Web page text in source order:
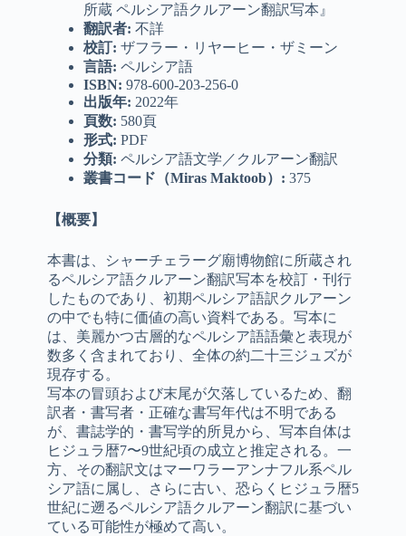
所蔵 ペルシア語クルアーン翻訳写本』
翻訳者: 不詳
校訂: ザフラー・リヤーヒー・ザミーン
言語: ペルシア語
ISBN: 978-600-203-256-0
出版年: 2022年
頁数: 580頁
形式: PDF
分類: ペルシア語文学／クルアーン翻訳
叢書コード（Miras Maktoob） : 375
【概要】
本書は、シャーチェラーグ廟博物館に所蔵され
るペルシア語クルアーン翻訳写本を校訂・刊行
したものであり、初期ペルシア語訳クルアーン
の中でも特に価値の高い資料である。写本に
は、美麗かつ古層的なペルシア語語彙と表現が
数多く含まれており、全体の約二十三ジュズが
現存する。
写本の冒頭および末尾が欠落しているため、翻
訳者・書写者・正確な書写年代は不明である
が、書誌学的・書写学的所見から、写本自体は
ヒジュラ暦7〜9世紀頃の成立と推定される。一
方、その翻訳文はマーワラーアンナフル系ペル
シア語に属し、さらに古い、恐らくヒジュラ暦5
世紀に遡るペルシア語クルアーン翻訳に基づい
ている可能性が極めて高い。